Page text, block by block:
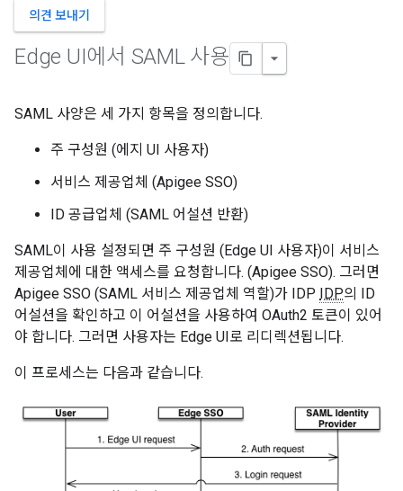
의견 보내기
Edge UI에서 SAML 사용
SAML 사양은 세 가지 항목을 정의합니다.
주 구성원 (에지 UI 사용자)
서비스 제공업체 (Apigee SSO)
ID 공급업체 (SAML 어설션 반환)
SAML이 사용 설정되면 주 구성원 (Edge UI 사용자)이 서비스
제공업체에 대한 액세스를 요청합니다. (Apigee SSO). 그러면
Apigee SSO (SAML 서비스 제공업체 역할)가 IDP IDP의 ID
어설션을 확인하고 이 어설션을 사용하여 OAuth2 토큰이 있어
야 합니다. 그러면 사용자는 Edge UI로 리디렉션됩니다.
이 프로세스는 다음과 같습니다.